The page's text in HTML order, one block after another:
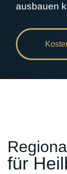
ausbauen
für